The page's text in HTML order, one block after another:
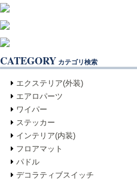
CATEGORY カテゴリ検索
エクステリア(外装)
エアロパーツ
ワイパー
ステッカー
インテリア(内装)
フロアマット
パドル
デコラティブスイッチ